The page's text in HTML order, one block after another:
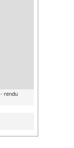
rendu